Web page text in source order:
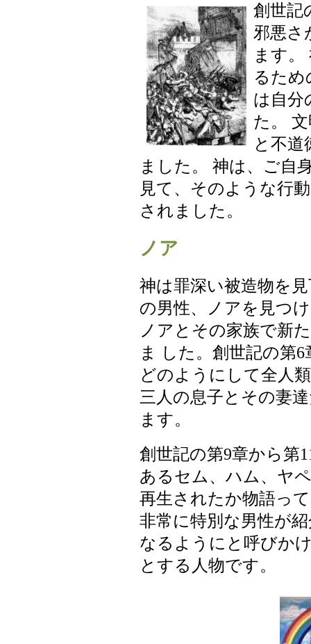
創世記
邪悪さ
ます
るため
は自分
た。
と不
ました。 神は、ご自
見て、そのような行
されました。
ノア
神は罪深い被造物を
の男性、ノアを見つ
ノアとその家族で新
ま した。創世記の第
どのようにして全人
三人の息子とその妻
ます。
創世記の第9章から第
あるセム、ハム、ヤ
再生されたか物語っ
非常に特別な男性が
なるようにと呼びか
とする人物です。